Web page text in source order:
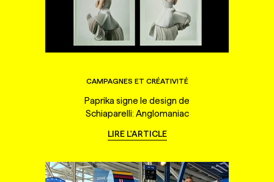
CAMPAGNES ET CRÉATIVITÉ
Paprika signe le design de
Schiaparelli: Anglomaniac
LIRE L'ARTICLE